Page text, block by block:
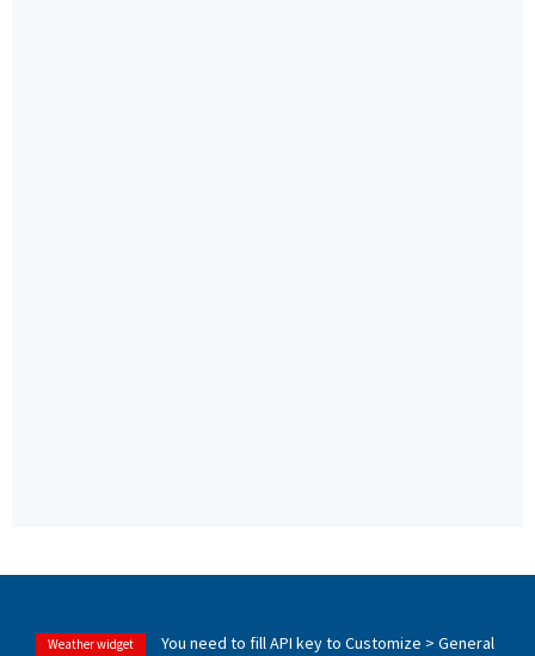
Weather widget
You need to fill API key to Customize > General